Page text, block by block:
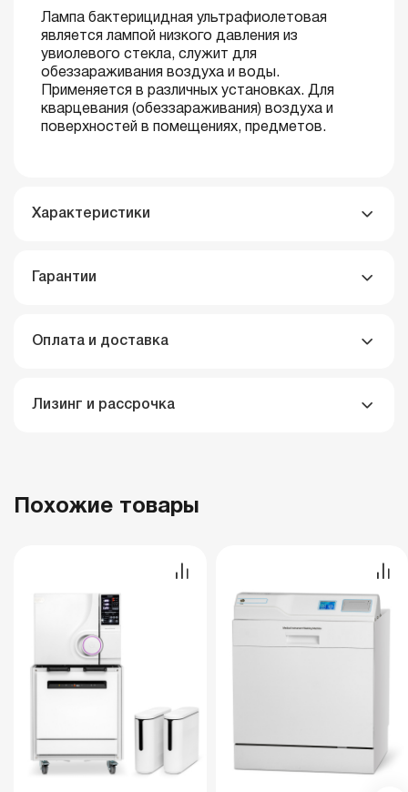
Лампа бактерицидная ультрафиолетовая
является лампой низкого давления из
увиолевого стекла, служит для
обеззараживания воздуха и воды.
Применяется в различных установках. Для
кварцевания (обеззараживания) воздуха и
поверхностей в помещениях, предметов.
Характеристики
Гарантии
Оплата и доставка
Лизинг и рассрочка
Похожие товары